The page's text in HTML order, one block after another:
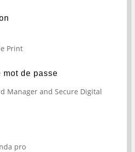
Print
mot de passe
Manager and Secure Digital
pro